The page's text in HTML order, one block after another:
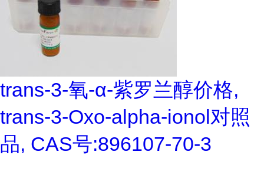
trans-3-氧-α-紫罗兰醇价格,
trans-3-Oxo-alpha-ionol对照
品, CAS号:896107-70-3